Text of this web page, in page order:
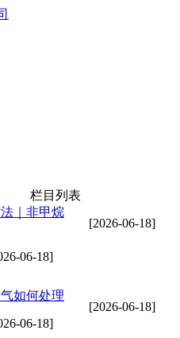
栏目列表
[2026-06-18]
｜非甲烷
06-18]
[2026-06-18]
如何处理
06-18]